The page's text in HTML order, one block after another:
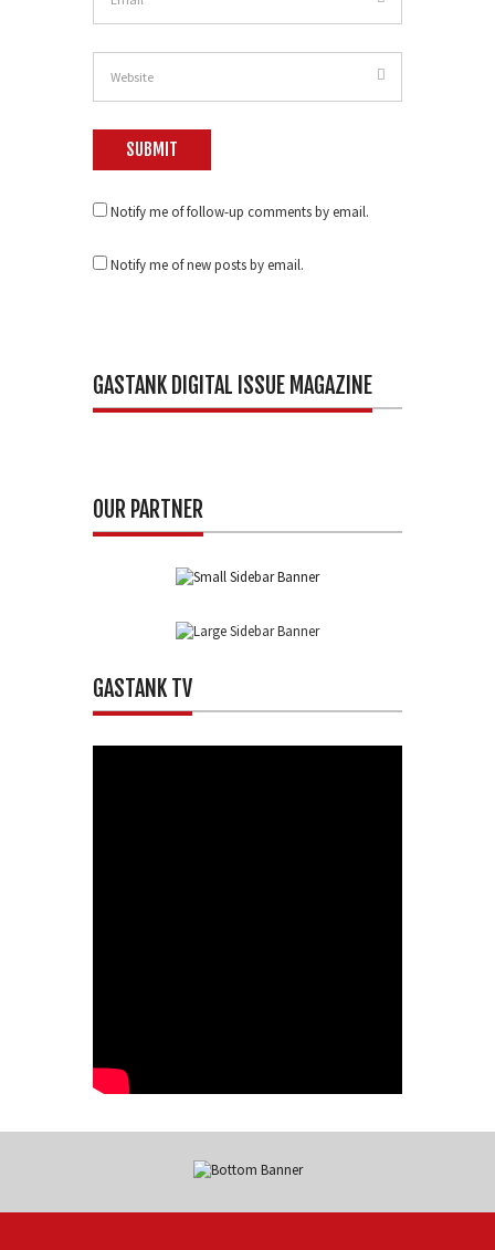
Notify me of follow-up comments by email.
Notify me of new posts by email.
GASTANK DIGITAL ISSUE MAGAZINE
OUR PARTNER
GASTANK TV